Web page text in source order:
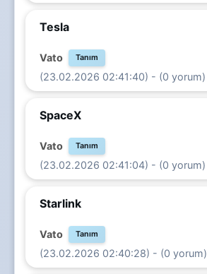
Tesla
Vato Tanım
(23.02.2026 02:41:40) - (0 yorum)
SpaceX
Vato Tanım
(23.02.2026 02:41:04) - (0 yorum)
Starlink
Vato Tanım
(23.02.2026 02:40:28) - (0 yorum)